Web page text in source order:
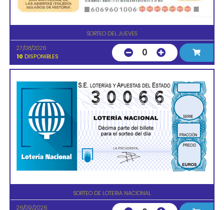
SORTEO DEL JUEVES
27/08/2026
10 DISPONIBLES 0
SORTEO DE LOTERIA NACIONAL
26/09/2026